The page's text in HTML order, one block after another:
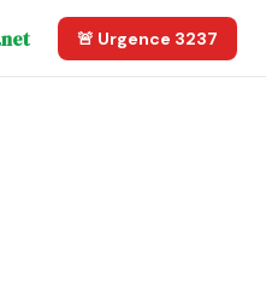
🚨 Urgence 3237